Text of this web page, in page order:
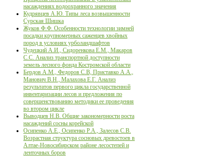
насаждениях водоохранного значения
Кудрявцев А.Ю. Типы леса возвышенности
Сурская Шишка
Жуков Ф.Ф. Особенности технологии зимней
посадки крупномерных саженцев хвойных
пород в условиях урболандшафтов
Чудецкий А.И., Сидоренкова Е.М., Макаров
С.С. Анализ транспортной доступности
земель лесного фонда Костромской области
Бердов А.М., Федоров С.В, Приставко А.А.,
Манович В.Н., Малахова Е.Г. Анализ
результатов первого цикла государственной
инвентаризации лесов и предложения по
совершенствованию методики ее проведения
во втором цикле
Выводцев Н.В. Общие закономерности роста
насаждений сосны корейской
Осипенко А.Е., Осипенко Р.А., Залесов С.В.
Возрастная структура сосновых древостоев в
Алтае-Новосибирском районе лесостепей и
ленточных боров